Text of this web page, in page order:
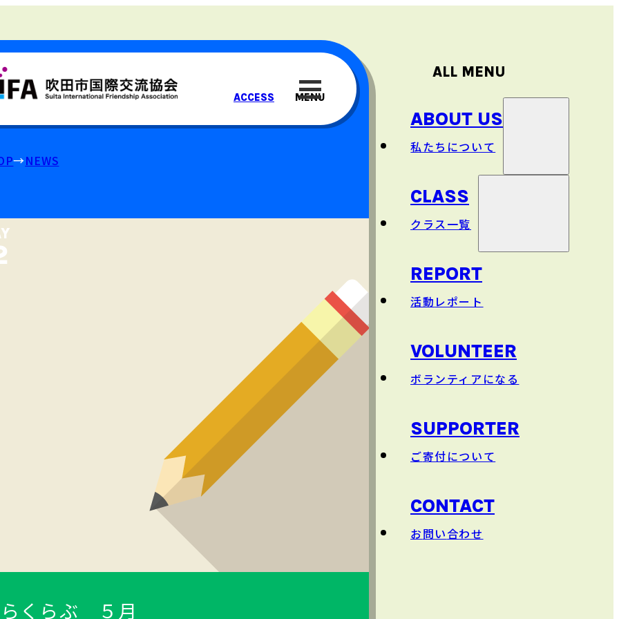
ACCESS MENU
NEWS
くらぶ ５ 月
ALL MENU
私たちについて
ABOUT US
理念
事業
団体概要
クラス一覧
CLASS
日本語クラス
活動 レポート
REPORT
ボランティアになる
VOLUNTEER
ご寄付について
SUPPORTER
お問い合わせ
CONTACT